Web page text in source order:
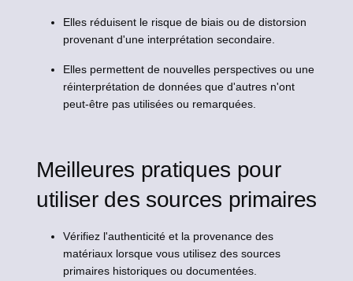
Elles réduisent le risque de biais ou de distorsion
provenant d'une interprétation secondaire.
Elles permettent de nouvelles perspectives ou une
réinterprétation de données que d'autres n'ont
peut-être pas utilisées ou remarquées.
Meilleures pratiques pour
utiliser des sources primaires
Vérifiez l'authenticité et la provenance des
matériaux lorsque vous utilisez des sources
primaires historiques ou documentées.